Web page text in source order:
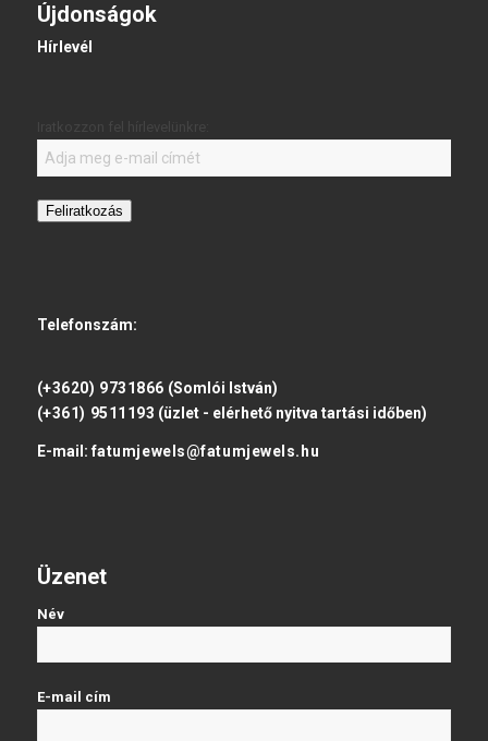
Újdonságok
Hírlevél
Feliratkozás
Telefonszám:
(+3620) 9731866 (Somlói István)
(+361) 9511193 (üzlet - elérhető nyitva tartási időben)
E-mail: fatumjewels@fatumjewels.hu
Üzenet
Név
E-mail cím